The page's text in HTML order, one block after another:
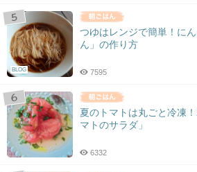
BLOG
つゆはレンジで簡単！に
ん」の作り方
7595
夏のトマトは丸ごと冷凍
マトのサラダ」
6332